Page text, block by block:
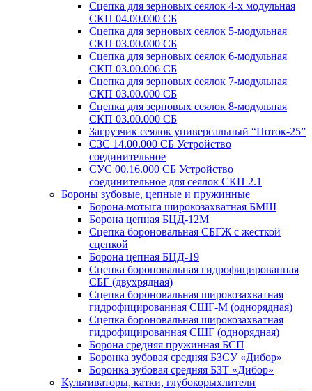
Сцепка для зерновых сеялок 4-х модульная
СКП 04.00.000 СБ
Сцепка для зерновых сеялок 5-модульная
СКП 03.00.000 СБ
Сцепка для зерновых сеялок 6-модульная
СКП 03.00.006 СБ
Сцепка для зерновых сеялок 7-модульная
СКП 03.00.000 СБ
Сцепка для зерновых сеялок 8-модульная
СКП 03.00.000 СБ
Загрузчик сеялок универсальный “Поток-25”
СЗС 14.00.000 СБ Устройство
соединительное
СУС 00.16.000 СБ Устройство
соединительное для сеялок СКП 2.1
Бороны зубовые, цепные и пружинные
Борона-мотыга широкозахватная БМШ
Борона цепная БЦД-12М
Сцепка бороновальная СБГЖ с жесткой
сцепкой
Борона цепная БЦД-19
Сцепка бороновальная гидрофицированная
СБГ (двухрядная)
Сцепка бороновальная широкозахватная
гидрофицированная СШГ-М (однорядная)
Сцепка бороновальная широкозахватная
гидрофицированная СШГ (однорядная)
Борона средняя пружинная БСП
Боронка зубовая средняя БЗСУ «Дибор»
Боронка зубовая средняя БЗТ «Дибор»
Культиваторы, катки, глубокорыхлители